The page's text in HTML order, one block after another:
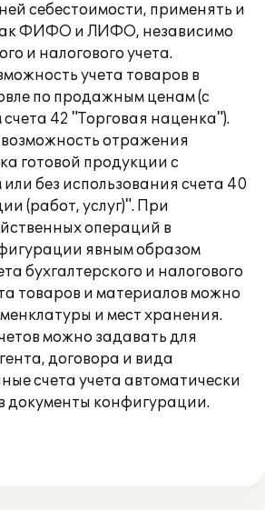
себестоимости, применять и
ФИФО и ЛИФО, независимо
и налогового учета.
учета товаров в
по продажным ценам (с
42 "Торговая наценка").
отражения
готовой продукции с
без использования счета 40
(работ, услуг)". При
операций в
явным образом
бухгалтерского и налогового
товаров и материалов можно
и мест хранения.
можно задавать для
договора и вида
счета учета автоматически
документы конфигурации.